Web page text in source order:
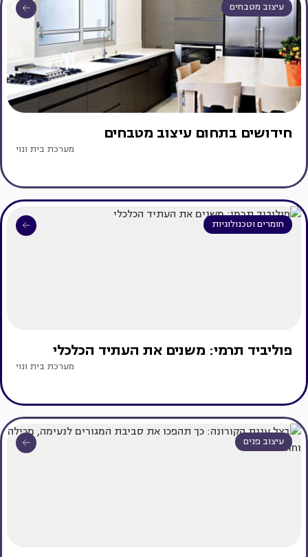
עיצוב מטבחים
חידושים בתחום עיצוב מטבחים
מערכת בית ונוי
חומרים וטכנולוגיות
פוליביד תרמי: משנים את העתיד הכלכלי
מערכת בית ונוי
עיצוב פנים